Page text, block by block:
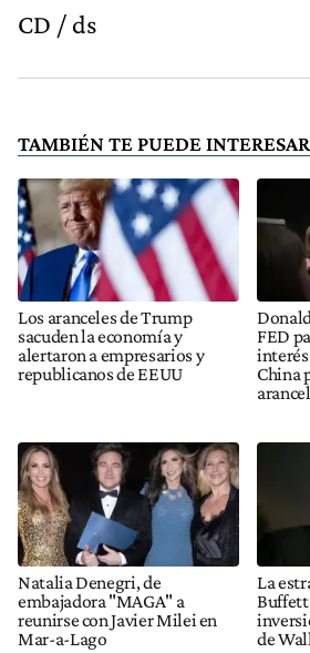
CD / ds
TAMBIÉN TE PUEDE INTERESAR
Los aranceles de Trump
sacuden la economía y
alertaron a empresarios y
republicanos de EEUU
FED
China
Natalia Denegri, de
embajadora "MAGA" a
reunirse con Javier Milei en
Mar-a-Lago
La
Buffett
de